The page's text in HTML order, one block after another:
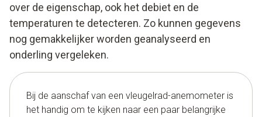
over de eigenschap, ook het debiet en de
temperaturen te detecteren. Zo kunnen gegevens
nog gemakkelijker worden geanalyseerd en
onderling vergeleken.
Bij de aanschaf van een vleugelrad-anemometer is
het handig om te kijken naar een paar belangrijke